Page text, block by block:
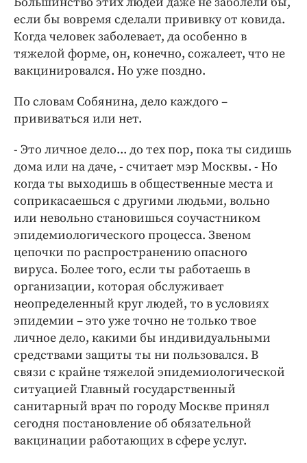
если бы вовремя сделали прививку от ковида.
Когда человек заболевает, да особенно в
тяжелой форме, он, конечно, сожалеет, что не
вакцинировался. Но уже поздно.
По словам Собянина, дело каждого –
прививаться или нет.
- Это личное дело... до тех пор, пока ты сидишь
дома или на даче, - считает мэр Москвы. - Но
когда ты выходишь в общественные места и
соприкасаешься с другими людьми, вольно
или невольно становишься соучастником
эпидемиологического процесса. Звеном
цепочки по распространению опасного
вируса. Более того, если ты работаешь в
организации, которая обслуживает
неопределенный круг людей, то в условиях
эпидемии – это уже точно не только твое
личное дело, какими бы индивидуальными
средствами защиты ты ни пользовался. В
связи с крайне тяжелой эпидемиологической
ситуацией Главный государственный
санитарный врач по городу Москве принял
сегодня постановление об обязательной
вакцинации работающих в сфере услуг.